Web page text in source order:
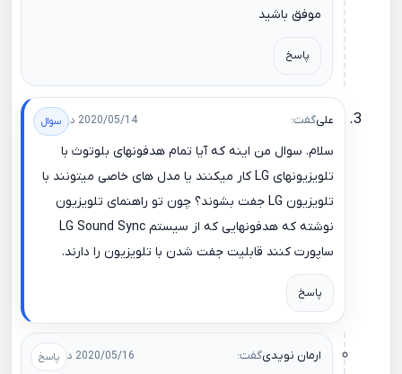
موفق باشید
پاسخ
علیگفت: 2020/05/14 در 18:13
سلام. سوال من اینه که آیا تمام هدفونهای بلوتوث با
تلویزیونهای LG کار میکنند یا مدل های خاصی میتونند با
تلویزیون LG جفت بشوند؟ چون تو راهنمای تلویزیون
نوشته که هدفونهایی که از سیستم LG Sound Sync
ساپورت کنند قابلیت جفت شدن با تلویزیون را دارند.
پاسخ
ارمان نویدیگفت: 2020/05/16 در 09:53